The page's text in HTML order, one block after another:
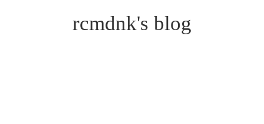
rcmdnk's blog